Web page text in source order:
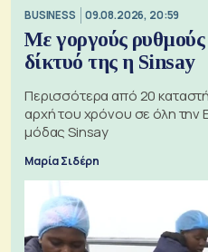
BUSINESS 09.08.2026, 20:59
Με γοργούς ρυθμούς
δίκτυό της η Sinsay
Περισσότερα από 20
αρχή του χρόνου σε όλη την
μόδας Sinsay
Μαρία Σιδέρη